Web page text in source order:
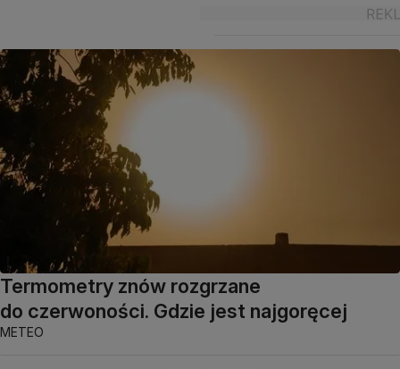
Termometry znów rozgrzane
do czerwoności. Gdzie jest najgoręcej
METEO